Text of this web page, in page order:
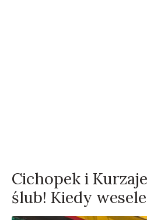
Cichopek i
ślub! Kiedy